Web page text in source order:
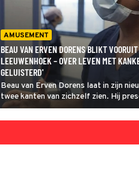
AMUSEMENT
BEAU VAN ERVEN DORENS BLIKT
LEEUWENHOEK – OVER LEVEN MET
GELUISTERD'
Beau van Erven Dorens laat in zijn
twee kanten van zichzelf zien. Hij
indringende Het Antoni van
met Kanker en het luchtige Casa di